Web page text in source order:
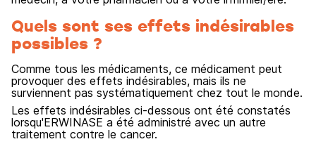
Quels sont ses effets indésirables
possibles ?
Comme tous les médicaments, ce médicament peut
provoquer des effets indésirables, mais ils ne
surviennent pas systématiquement chez tout le monde.
Les effets indésirables ci-dessous ont été constatés
lorsqu'ERWINASE a été administré avec un autre
traitement contre le cancer.